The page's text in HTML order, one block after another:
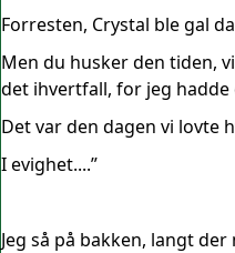
Forresten, Crystal ble gal
Men du husker den tiden,
det ihvertfall, for jeg hadde
Det var den dagen vi lovte
I evighet....”
Jeg så på bakken, langt